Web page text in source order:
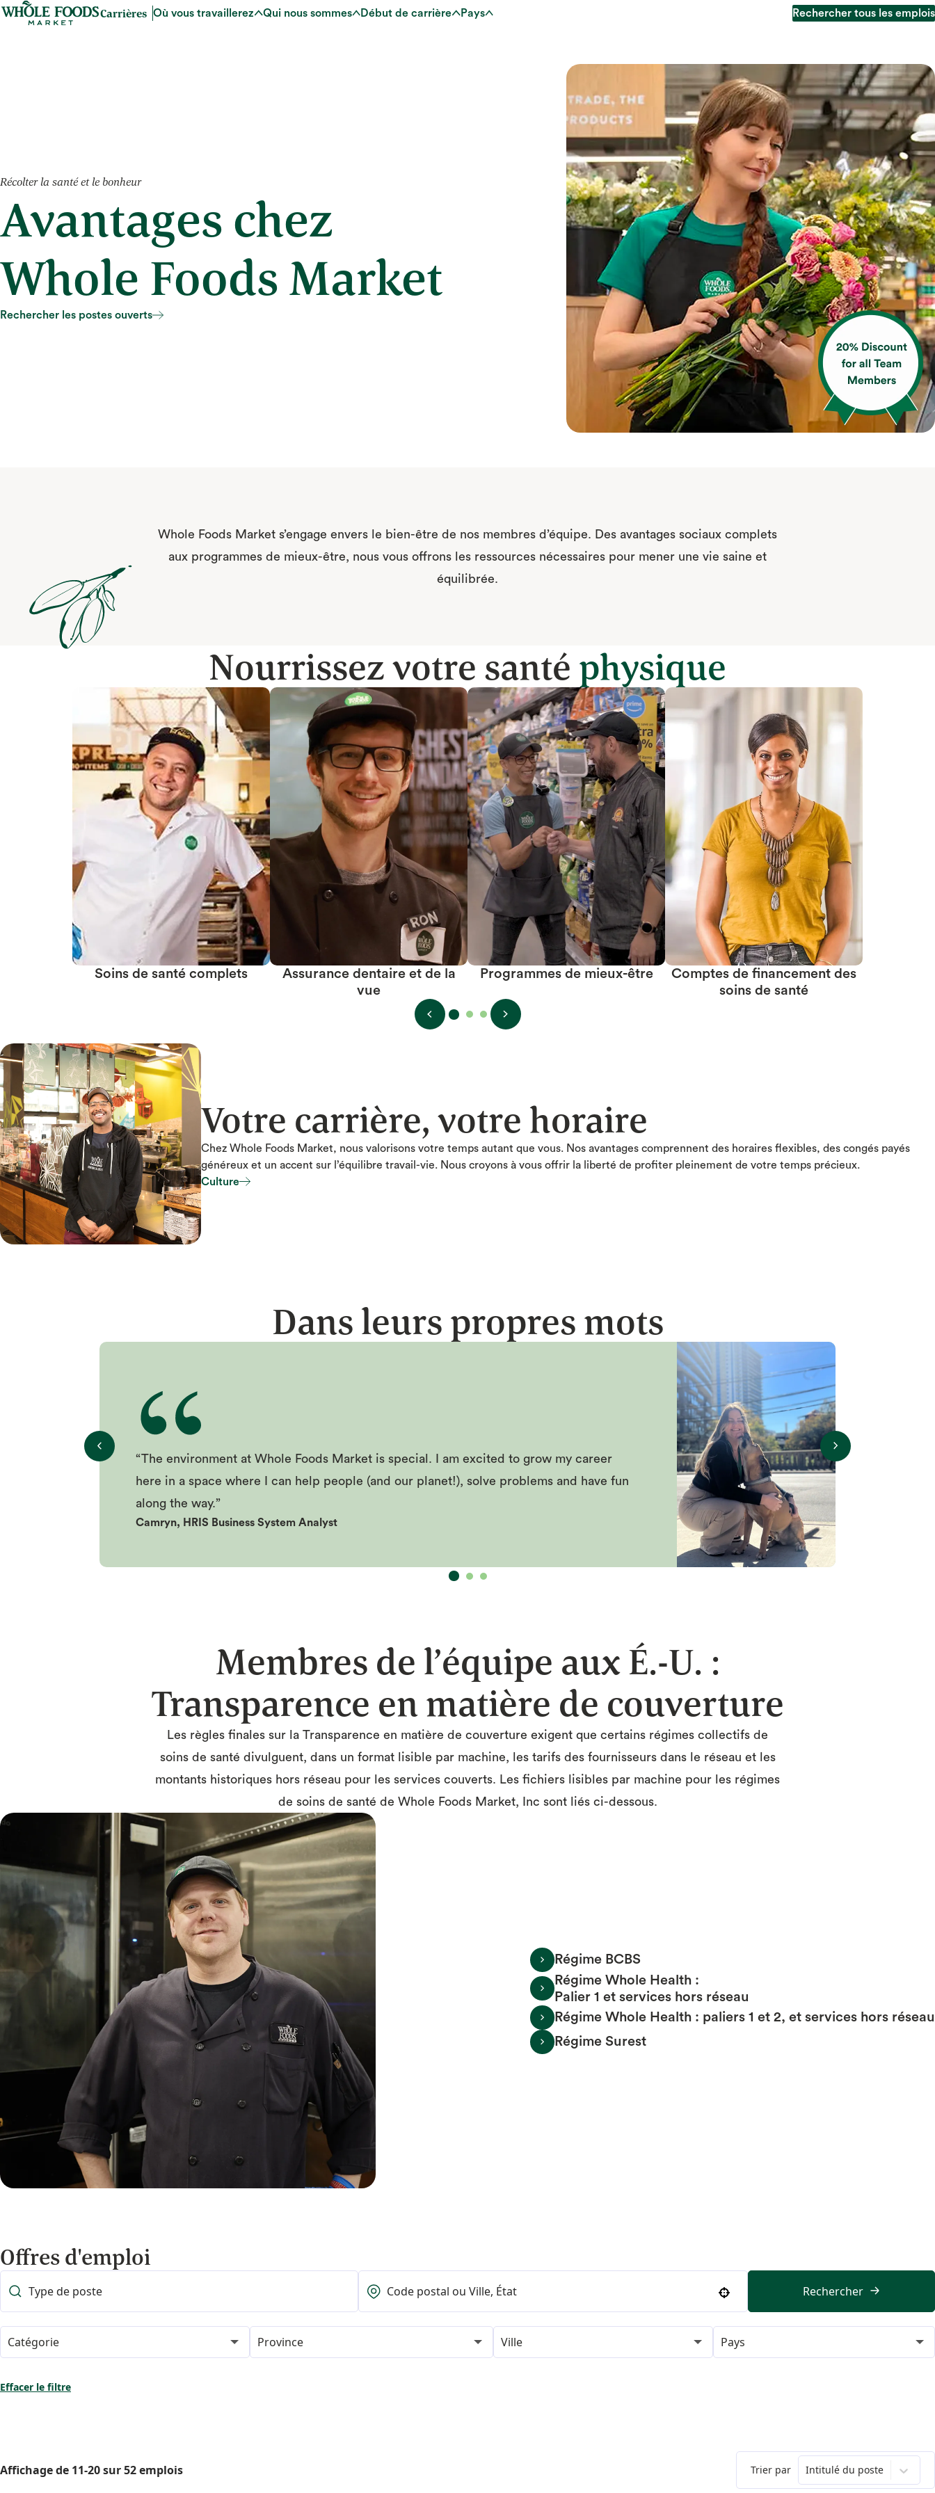
Carrières Où vous travaillerez Qui nous sommes Début de carrière Pays
Rechercher tous les emplois
Récolter la santé et le bonheur
Avantages chez
Whole Foods Market
Rechercher les postes ouverts
Whole Foods Market s’engage envers le bien-être de nos membres d’équipe. Des avantages sociaux complets
aux programmes de mieux-être, nous vous offrons les ressources nécessaires pour mener une vie saine et
équilibrée.
Nourrissez votre santé physique
Soins de santé complets
Assurance dentaire et de la
vue
Programmes de mieux-être
Comptes de financement des
soins de santé
Votre carrière, votre horaire
Chez Whole Foods Market, nous valorisons votre temps autant que vous. Nos avantages comprennent des horaires flexibles, des congés payés
généreux et un accent sur l’équilibre travail-vie. Nous croyons à vous offrir la liberté de profiter pleinement de votre temps précieux.
Culture
Dans leurs propres mots
“The environment at Whole Foods Market is special. I am excited to grow my career
here in a space where I can help people (and our planet!), solve problems and have fun
along the way.”
Camryn, HRIS Business System Analyst
Membres de l’équipe aux É.-U. :
Transparence en matière de couverture
Les règles finales sur la Transparence en matière de couverture exigent que certains régimes collectifs de
soins de santé divulguent, dans un format lisible par machine, les tarifs des fournisseurs dans le réseau et les
montants historiques hors réseau pour les services couverts. Les fichiers lisibles par machine pour les régimes
de soins de santé de Whole Foods Market, Inc sont liés ci-dessous.
Régime BCBS
Régime Whole Health :
Palier 1 et services hors réseau
Régime Whole Health : paliers 1 et 2, et services hors réseau
Régime Surest
Offres d'emploi
Rechercher
Catégorie Province Ville Pays
Effacer le filtre
Affichage de 11-20sur52emplois Trier par Intitulé du poste